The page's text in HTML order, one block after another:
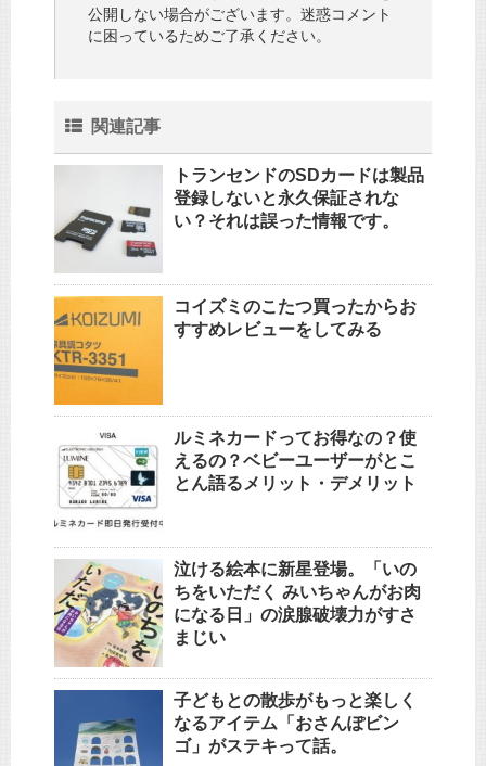
公開しない場合がございます。迷惑コメント
に困っているためご了承ください。
関連記事
トランセンドのSDカードは製品
登録しないと永久保証されな
い？それは誤った情報です。
コイズミのこたつ買ったからお
すすめレビューをしてみる
ルミネカードってお得なの？使
えるの？ベビーユーザーがとこ
とん語るメリット・デメリット
泣ける絵本に新星登場。「いの
ちをいただく みいちゃんがお肉
になる日」の涙腺破壊力がすさ
まじい
子どもとの散歩がもっと楽しく
なるアイテム「おさんぽビン
ゴ」がステキって話。